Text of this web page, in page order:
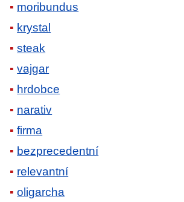
moribundus
krystal
steak
vajgar
hrdobce
narativ
firma
bezprecedentní
relevantní
oligarcha